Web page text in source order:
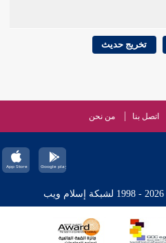
تخريج حديث
اتصل بنا من نحن